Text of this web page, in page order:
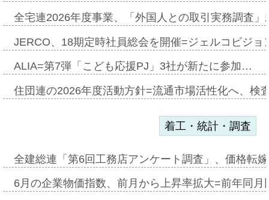
全宅連2026年度事業、「外国人との取引実務調査
JERCO、18期定時社員総会を開催=ジェルコビジ
ALIA=第7弾「こども応援PJ」3社が新たに参加…
住団連の2026年度活動方針=流通市場活性化へ、検
着工・統計・調査
全建総連「第6回工務店アンケート調査」、価格転
6月の企業物価指数、前月から上昇率拡大=前年同